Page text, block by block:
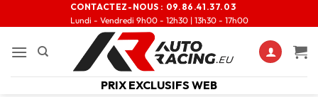
CONTACTEZ-NOUS : 09.86.41.37.03
Lundi - Vendredi 9h00 - 12h30 | 13h30 - 17h00
PRIX EXCLUSIFS WEB